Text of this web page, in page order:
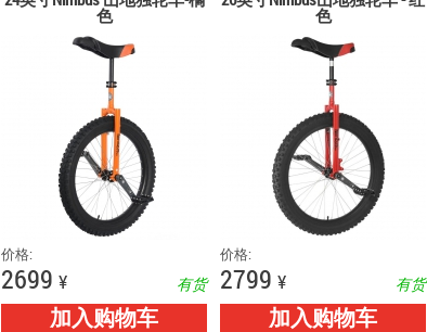
色
价格:
2699 ¥ 有货
加入购物车
色
价格:
2799 ¥ 有货
加入购物车